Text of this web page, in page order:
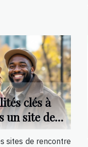
clés à
un site de
gays
sites de rencontre